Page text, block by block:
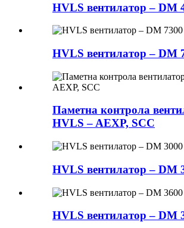
HVLS вентилатор – DM
HVLS вентилатор – DM
Паметна контрола
HVLS – AEXP, SCC
HVLS вентилатор – DM
HVLS вентилатор – DM